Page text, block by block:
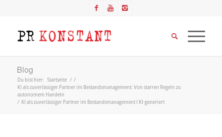
Blog
Du bist hier: Startseite / /
KI als zuverlässiger Partner im Bestandsmanagement: Von starren Regeln zu
autonomem Handeln
/ KI als zuverlässiger Partner im Bestandsmanagement I KI-generiert